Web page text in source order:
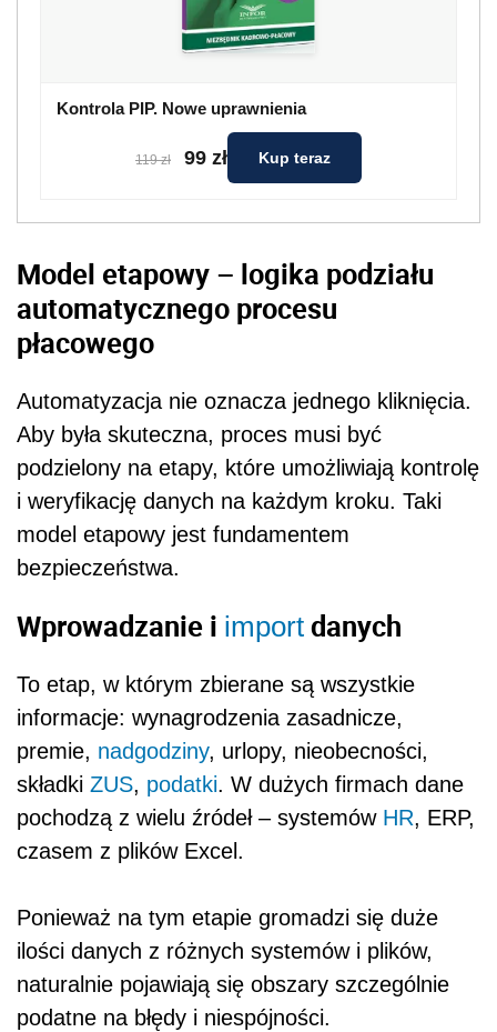
Kontrola PIP. Nowe uprawnienia
119 zł 99 zł Kup teraz
Model etapowy – logika podziału
automatycznego procesu
płacowego
Automatyzacja nie oznacza jednego kliknięcia.
Aby była skuteczna, proces musi być
podzielony na etapy, które umożliwiają kontrolę
i weryfikację danych na każdym kroku. Taki
model etapowy jest fundamentem
bezpieczeństwa.
Wprowadzanie i import danych
To etap, w którym zbierane są wszystkie
informacje: wynagrodzenia zasadnicze,
premie, nadgodziny, urlopy, nieobecności,
składki ZUS, podatki. W dużych firmach dane
pochodzą z wielu źródeł – systemów HR, ERP,
czasem z plików Excel.
Ponieważ na tym etapie gromadzi się duże
ilości danych z różnych systemów i plików,
naturalnie pojawiają się obszary szczególnie
podatne na błędy i niespójności.